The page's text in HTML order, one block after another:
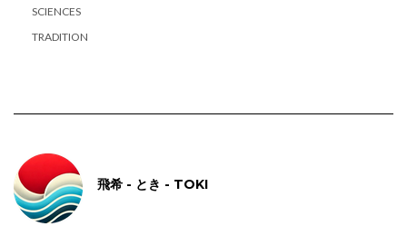
SCIENCES
TRADITION
飛希 - とき - TOKI